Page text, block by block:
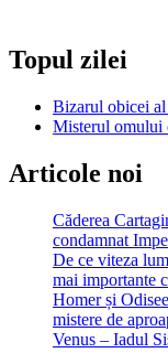
ale
Topul zilei
Bizarul obicei
Misterul omului
Articole noi
Căderea
condamnat
De ce viteza
mai importante
Homer și
mistere de
Venus – Iadul